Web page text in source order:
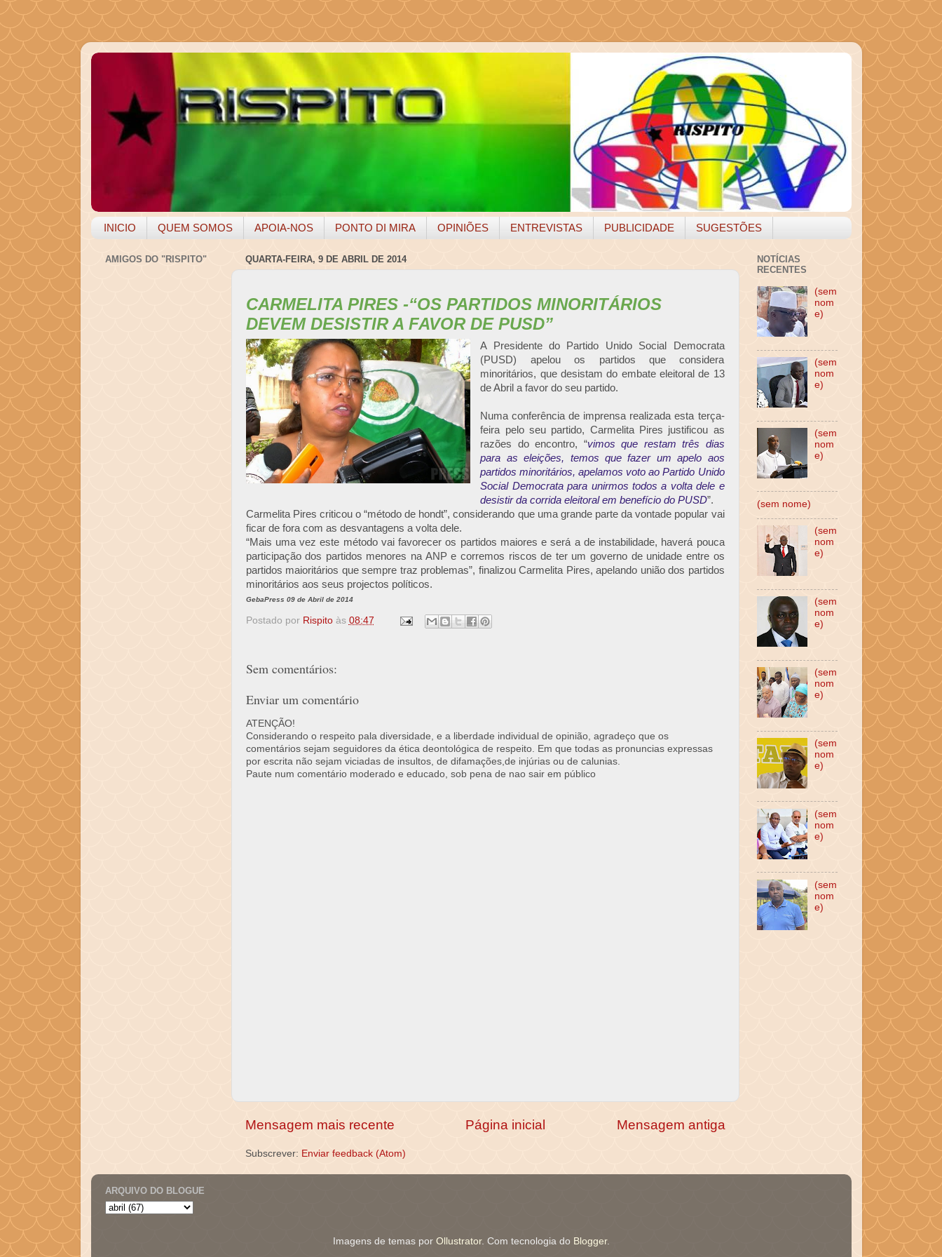
INICIO QUEM SOMOS APOIA-NOS PONTO DI MIRA OPINIÕES ENTREVISTAS PUBLICIDADE SUGESTÕES
QUARTA-FEIRA, 9 DE ABRIL DE 2014
CARMELITA PIRES -“OS PARTIDOS MINORITÁRIOS
DEVEM DESISTIR A FAVOR DE PUSD”
A Presidente do Partido Unido Social Democrata
(PUSD) apelou os partidos que considera
minoritários, que desistam do embate eleitoral de 13
de Abril a favor do seu partido.
Numa conferência de imprensa realizada esta terça-
feira pelo seu partido, Carmelita Pires justificou as
razões do encontro, “vimos que restam três dias
para as eleições, temos que fazer um apelo aos
partidos minoritários, apelamos voto ao Partido Unido
Social Democrata para unirmos todos a volta dele e
desistir da corrida eleitoral em benefício do PUSD”.
Carmelita Pires criticou o “método de hondt”, considerando que uma grande parte da vontade popular vai
ficar de fora com as desvantagens a volta dele.
“Mais uma vez este método vai favorecer os partidos maiores e será a de instabilidade, haverá pouca
participação dos partidos menores na ANP e corremos riscos de ter um governo de unidade entre os
partidos maioritários que sempre traz problemas”, finalizou Carmelita Pires, apelando união dos partidos
minoritários aos seus projectos políticos.
GebaPress 09 de Abril de 2014
Postado por Rispito às 08:47
Sem comentários:
Enviar um comentário
ATENÇÃO!
Considerando o respeito pala diversidade, e a liberdade individual de opinião, agradeço que os
comentários sejam seguidores da ética deontológica de respeito. Em que todas as pronuncias expressas
por escrita não sejam viciadas de insultos, de difamações,de injúrias ou de calunias.
Paute num comentário moderado e educado, sob pena de nao sair em público
Mensagem mais recente Mensagem antiga
Página inicial
Subscrever: Enviar feedback (Atom)
AMIGOS DO "RISPITO"
NOTÍCIAS
RECENTES
(sem
nom
e)
(sem
nom
e)
(sem
nom
e)
(sem nome)
(sem
nom
e)
(sem
nom
e)
(sem
nom
e)
(sem
nom
e)
(sem
nom
e)
(sem
nom
e)
ARQUIVO DO BLOGUE
Imagens de temas por Ollustrator. Com tecnologia do Blogger.